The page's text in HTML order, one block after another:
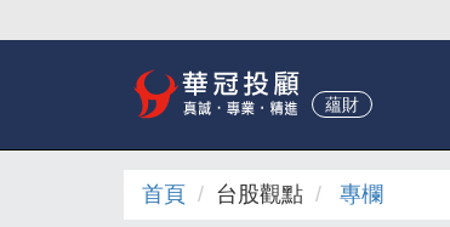
蘊財
首頁 台股觀點 專欄